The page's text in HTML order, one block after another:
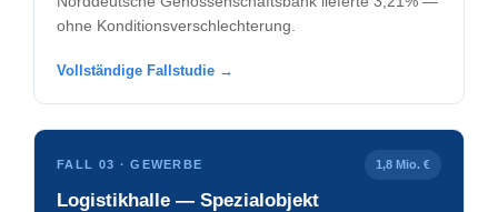
ohne Konditionsverschlechterung.
Vollständige Fallstudie →
FALL 03 · GEWERBE 1,8 Mio. €
Logistikhalle — Spezialobjekt